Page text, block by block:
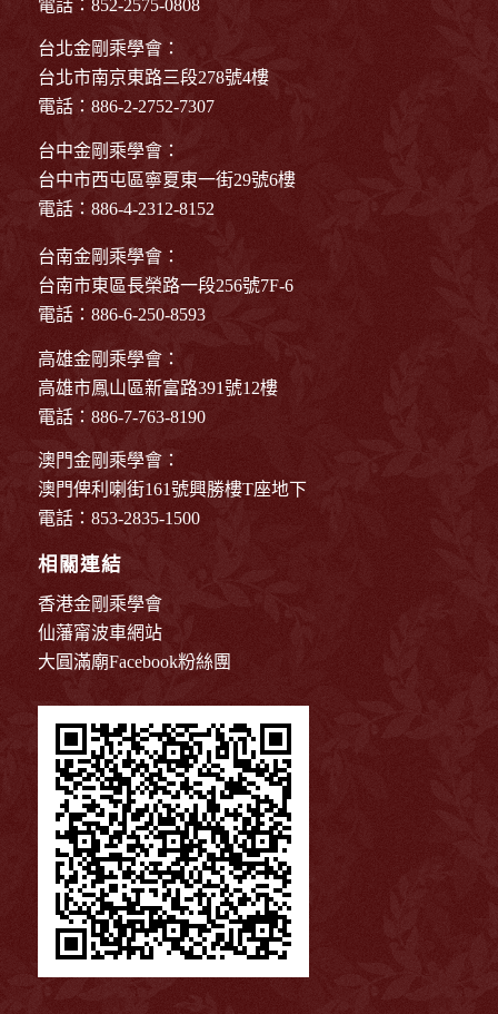
電話：852-2575-0808
台北金剛乘學會：
台北市南京東路三段278號4樓
電話：886-2-2752-7307
台中金剛乘學會：
台中市西屯區寧夏東一街29號6樓
電話：886-4-2312-8152
台南金剛乘學會：
台南市東區長榮路一段256號7F-6
電話：886-6-250-8593
高雄金剛乘學會：
高雄市鳳山區新富路391號12樓
電話：886-7-763-8190
澳門金剛乘學會：
澳門俾利喇街161號興勝樓T座地下
電話：853-2835-1500
相關連結
香港金剛乘學會
仙藩甯波車網站
大圓滿廟Facebook粉絲團